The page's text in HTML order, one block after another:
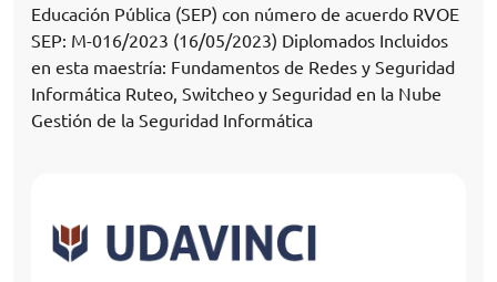
Educación Pública (SEP) con número de acuerdo RVOE
SEP: M-016/2023 (16/05/2023) Diplomados Incluidos
en esta maestría: Fundamentos de Redes y Seguridad
Informática Ruteo, Switcheo y Seguridad en la Nube
Gestión de la Seguridad Informática